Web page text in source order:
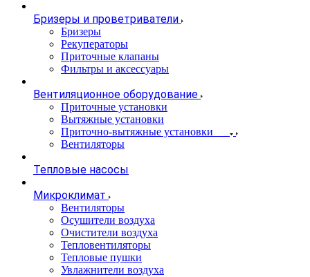
Бризеры и проветриватели
Бризеры
Рекуператоры
Приточные клапаны
Фильтры и аксессуары
Вентиляционное оборудование
Приточные установки
Вытяжные установки
Приточно-вытяжные установки
Вентиляторы
Тепловые насосы
Микроклимат
Вентиляторы
Осушители воздуха
Очистители воздуха
Тепловентиляторы
Тепловые пушки
Увлажнители воздуха